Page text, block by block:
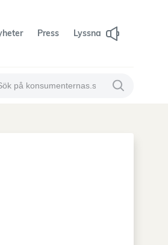
Press Lyssna
på konsumenternas Sök på